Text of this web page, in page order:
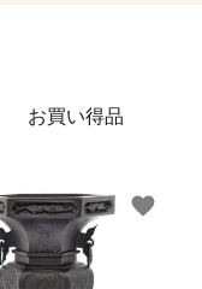
お買い得品
favorite